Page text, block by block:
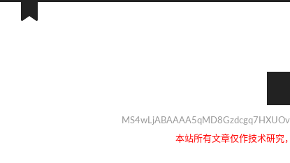
本站所有文章仅作技术研究